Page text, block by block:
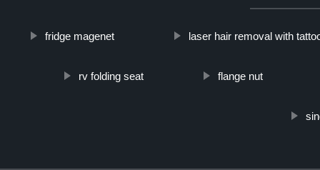
fridge magenet laser hair removal with
rv folding seat flange nut